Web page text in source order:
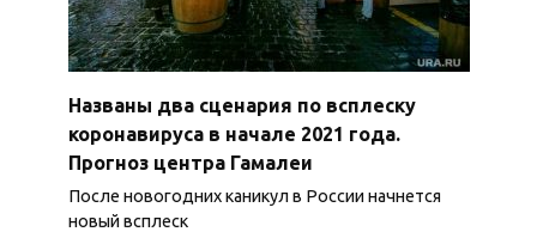
Названы два сценария по всплеску
коронавируса в начале 2021 года.
Прогноз центра Гамалеи
После новогодних каникул в России начнется
новый всплеск